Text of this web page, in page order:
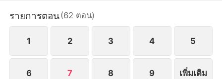
ชายทั้งสามคิดว่ายูจินใช้คำโกหกเพื่อเรียกร้องความสนใจ
จนกระทั่งเธอจากไปตลอดกาล
รายการตอน(62 ตอน)
1 2 3 4 5
6 7 8 9 เพิ่มเติม